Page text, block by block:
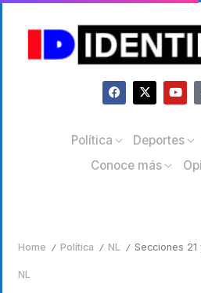
Política Deportes
Conoce más
Home / Política / NL / Secciones 21 y 50 del
NL